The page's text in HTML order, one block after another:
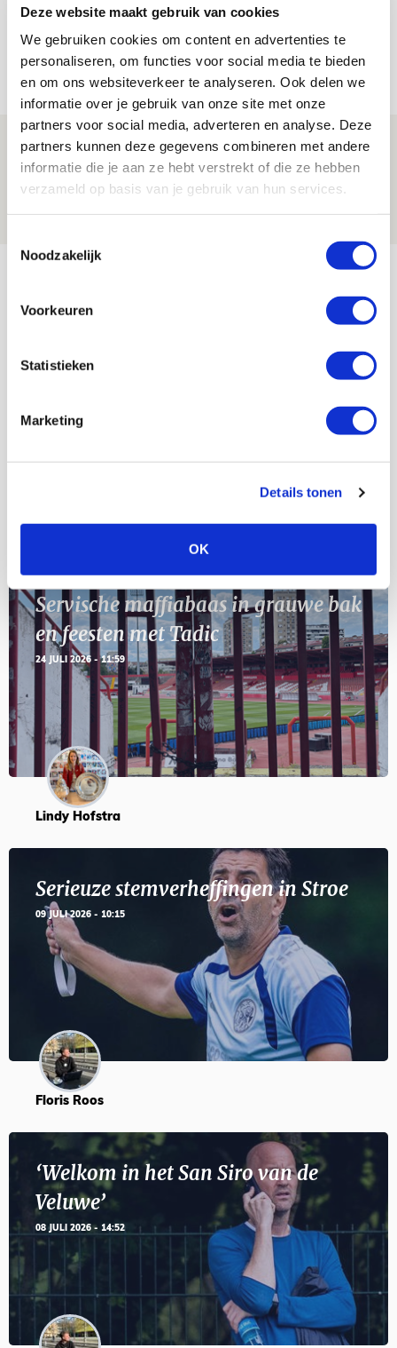
Deze website maakt gebruik van cookies
We gebruiken cookies om content en advertenties te
personaliseren, om functies voor social media te bieden
en om ons websiteverkeer te analyseren. Ook delen we
informatie over je gebruik van onze site met onze
partners voor social media, adverteren en analyse. Deze
partners kunnen deze gegevens combineren met andere
informatie die je aan ze hebt verstrekt of die ze hebben
verzameld op basis van je gebruik van hun services.
Noodzakelijk
Voorkeuren
Statistieken
Marketing
Details tonen
OK
Word ballenjongen of -meid bij Jong
Ajax - Helmond Sport!
06 AUGUSTUS 2026 - 13:13
PRIJSVRAAG
Reis jij als mascotte mee naar uitduel
met Telstar?
06 AUGUSTUS 2026 - 13:04
PRIJSVRAAG
Bekijk meer
23
Selectiedag ballenjongens/-meiden
11
Blogs
Servische maffiabaas in grauwe bak
en feesten met Tadic
24 JULI 2026 - 11:59
Lindy Hofstra
Serieuze stemverheffingen in Stroe
09 JULI 2026 - 10:15
Floris Roos
‘Welkom in het San Siro van de
Veluwe’
08 JULI 2026 - 14:52